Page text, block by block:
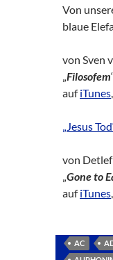
Von
blaue
von Sven
„Filosofem
aufiTunes,
„Jesus
von
„Gone to
aufiTunes,
AC